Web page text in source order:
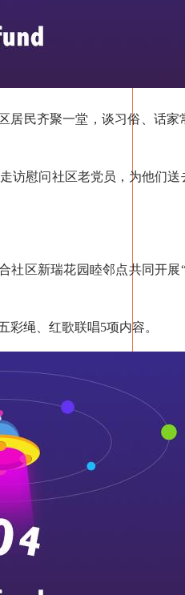
民齐聚一堂，谈习俗、话家
慰问社区老党员，为他们送
区新瑞花园睦邻点共同开展
绳、红歌联唱5项内容。